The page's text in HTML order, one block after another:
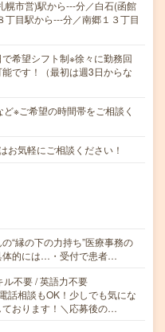
幌市営)駅から---分／白石(函館
目駅から---分／南郷１３丁目
で希望シフト制※徐々に勤務回
です！（最初は週3日からな
※ご希望の時間帯をご相談く
気軽にご相談ください！
“縁の下の力持ち”医療事務の
的には…・受付で患者…
ル不要 / 英語力不要
話相談もOK！少しでも気にな
おります！＼応募後の…